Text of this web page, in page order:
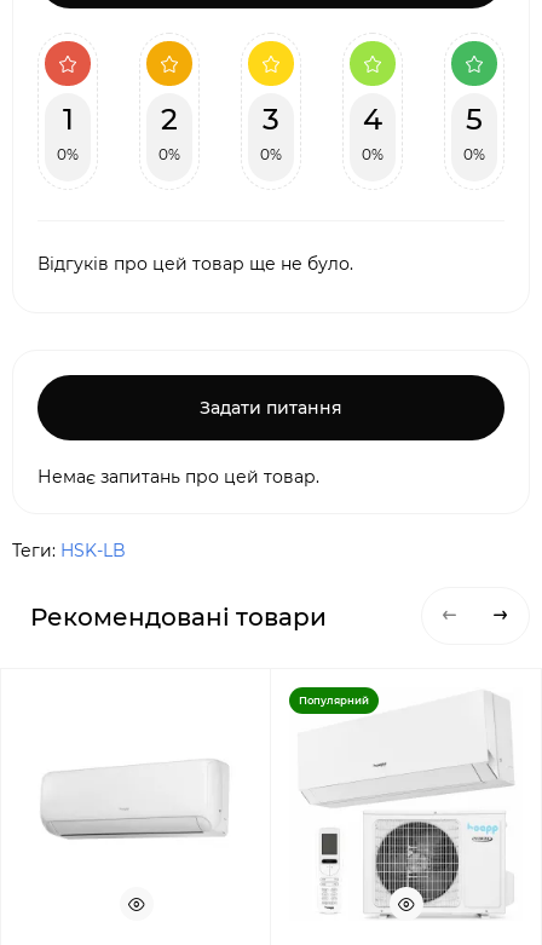
1
0%
2
0%
3
0%
4
0%
5
0%
Відгуків про цей товар ще не було.
Задати питання
Немає запитань про цей товар.
Теги: HSK-LB
Рекомендовані товари
Популярний